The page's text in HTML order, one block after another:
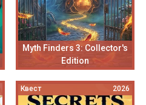
Myth Finders 3: Collector's
Edition
Квест 2026